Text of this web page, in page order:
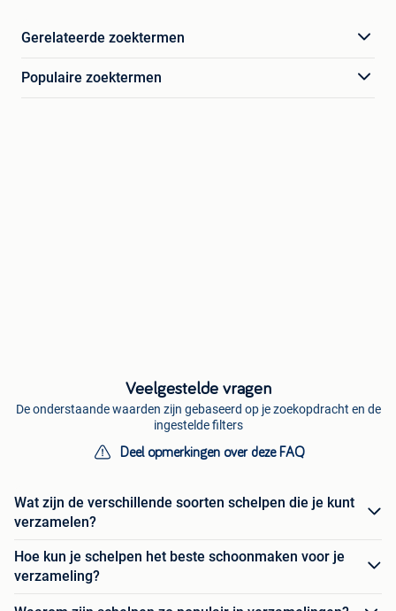
Gerelateerde zoektermen
Populaire zoektermen
Veelgestelde vragen
De onderstaande waarden zijn gebaseerd op je zoekopdracht en de
ingestelde filters
Deel opmerkingen over deze FAQ
Wat zijn de verschillende soorten schelpen die je kunt
verzamelen?
Hoe kun je schelpen het beste schoonmaken voor je
verzameling?